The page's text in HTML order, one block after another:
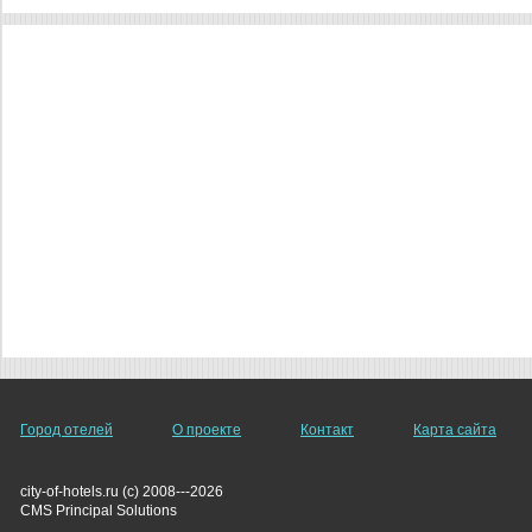
Город отелей О проекте Контакт Карта сайта
city-of-hotels.ru (c) 2008---2026
СMS Principal Solutions